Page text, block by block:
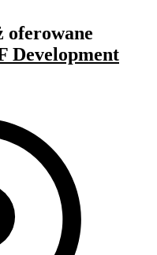
oferowane
Development